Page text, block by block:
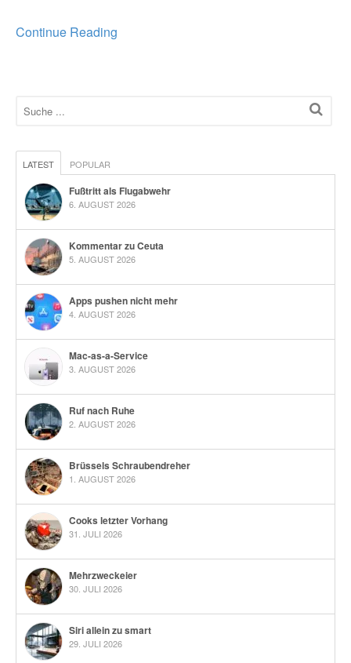
Continue Reading
LATEST POPULAR
Fußtritt als Flugabwehr
6. AUGUST 2026
Kommentar zu Ceuta
5. AUGUST 2026
Apps pushen nicht mehr
4. AUGUST 2026
Mac-as-a-Service
3. AUGUST 2026
Ruf nach Ruhe
2. AUGUST 2026
Brüssels Schraubendreher
1. AUGUST 2026
Cooks letzter Vorhang
31. JULI 2026
Mehrzweckeier
30. JULI 2026
Siri allein zu smart
29. JULI 2026